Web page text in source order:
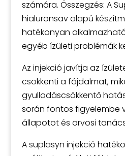
számára. Összegzés: A
hialuronsav alapú
hatékonyan
egyéb ízületi problémák
Az injekció javítja az
csökkenti a fájdalmat,
gyulladáscsökkentő
során fontos figyelembe
állapotot és orvosi
A suplasyn injekció